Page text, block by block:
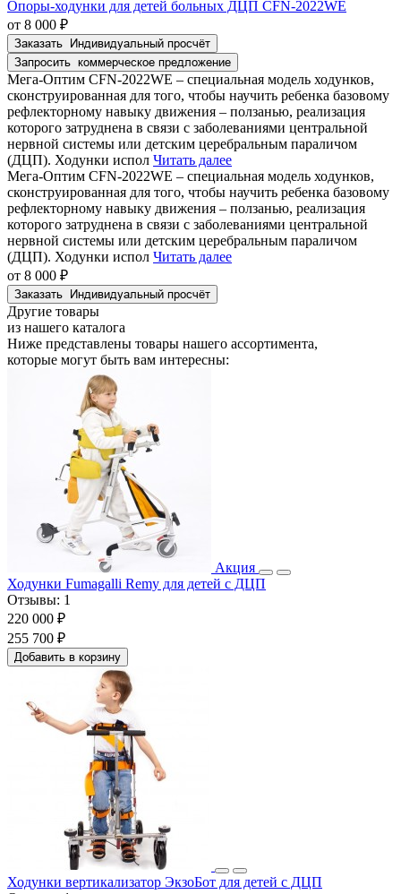
Опоры-ходунки для детей больных ДЦП CFN-2022WE
от 8 000 ₽
Заказать
Индивидуальный просчёт
Запросить коммерческое предложение
Мега-Оптим CFN-2022WE – специальная модель ходунков,
сконструированная для того, чтобы научить ребенка базовому
рефлекторному навыку движения – ползанью, реализация
которого затруднена в связи с заболеваниями центральной
нервной системы или детским церебральным параличом
(ДЦП). Ходунки испол Читать далее
Мега-Оптим CFN-2022WE – специальная модель ходунков,
сконструированная для того, чтобы научить ребенка базовому
рефлекторному навыку движения – ползанью, реализация
которого затруднена в связи с заболеваниями центральной
нервной системы или детским церебральным параличом
(ДЦП). Ходунки испол Читать далее
от 8 000 ₽
Заказать Индивидуальный просчёт
Другие товары
из нашего каталога
Ниже представлены товары нашего ассортимента,
которые могут быть вам интересны:
Акция
Ходунки Fumagalli Remy для детей с ДЦП
Отзывы: 1
220 000 ₽
255 700 ₽
Добавить в корзину
Ходунки вертикализатор ЭкзоБот для детей с ДЦП